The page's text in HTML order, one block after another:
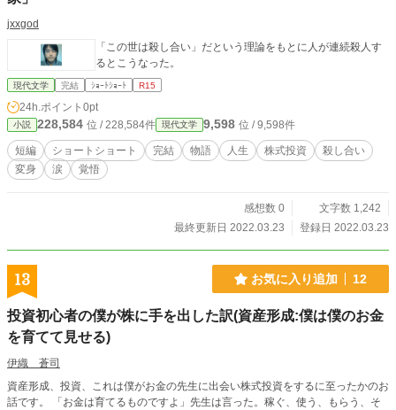
jxxgod
「この世は殺し合い」だという理論をもとに人が連続殺人す
るとこうなった。
現代文学 完結 ｼｮｰﾄｼｮｰﾄ R15
24h.ポイント 0pt
小説 228,584 位 / 228,584件 現代文学 9,598 位 / 9,598件
短編 ショートショート 完結 物語 人生 株式投資
殺し合い
変身
涙 覚悟
感想数 0
文字数 1,242
最終更新日 2022.03.23
登録日 2022.03.23
13 お気に入り追加 12
投資初心者の僕が株に手を出した訳(資産形成:僕は僕のお金
を育てて見せる)
伊織 蒼司
資産形成、投資、これは僕がお金の先生に出会い株式投資をするに至ったかのお
話です。 「お金は育てるものですよ」先生は言った。稼ぐ、使う、もらう、そ